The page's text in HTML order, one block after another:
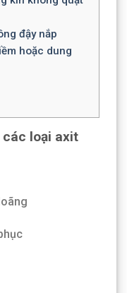
đậy nắp
hoặc dung
các loại axit